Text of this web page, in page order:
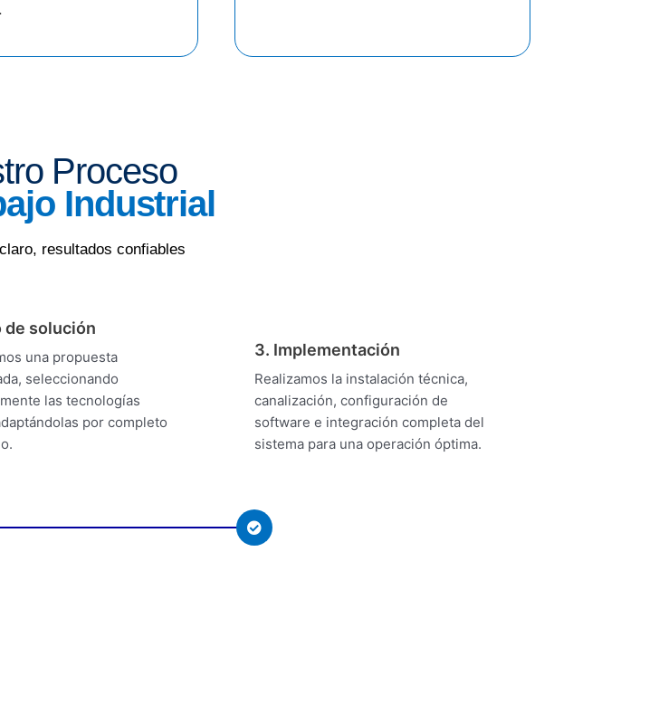
Proceso
Industrial
resultados confiables
de solución
una propuesta
seleccionando
las tecnologías
por completo
3. Implementación
Realizamos la instalación técnica,
canalización, configuración de
software e integración completa del
sistema para una operación óptima.